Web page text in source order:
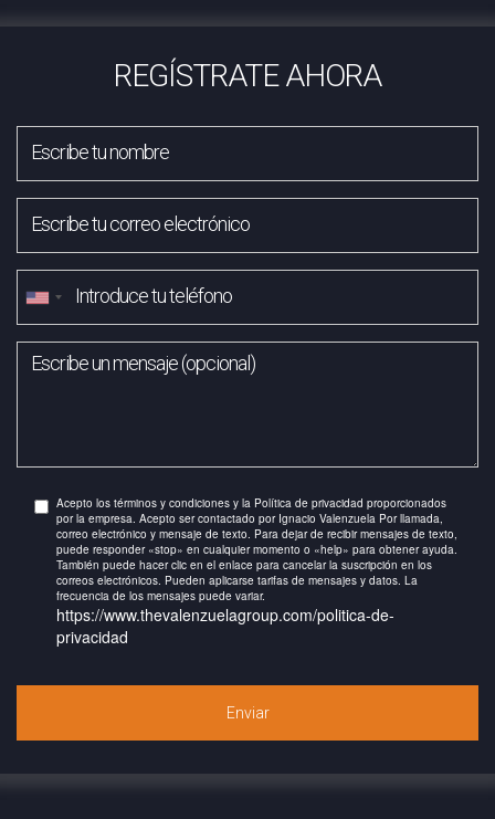
REGÍSTRATE AHORA
Acepto los términos y condiciones y la Política de privacidad proporcionados
por la empresa. Acepto ser contactado por Ignacio Valenzuela Por llamada,
correo electrónico y mensaje de texto. Para dejar de recibir mensajes de texto,
puede responder «stop» en cualquier momento o «help» para obtener ayuda.
También puede hacer clic en el enlace para cancelar la suscripción en los
correos electrónicos. Pueden aplicarse tarifas de mensajes y datos. La
frecuencia de los mensajes puede variar.
https://www.thevalenzuelagroup.com/politica-de-
privacidad
Enviar